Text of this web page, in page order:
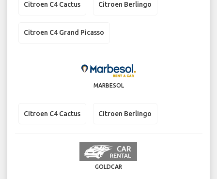
Citroen C4 Cactus Citroen Berlingo
Citroen C4 Grand Picasso
MARBESOL
Citroen C4 Cactus Citroen Berlingo
GOLDCAR